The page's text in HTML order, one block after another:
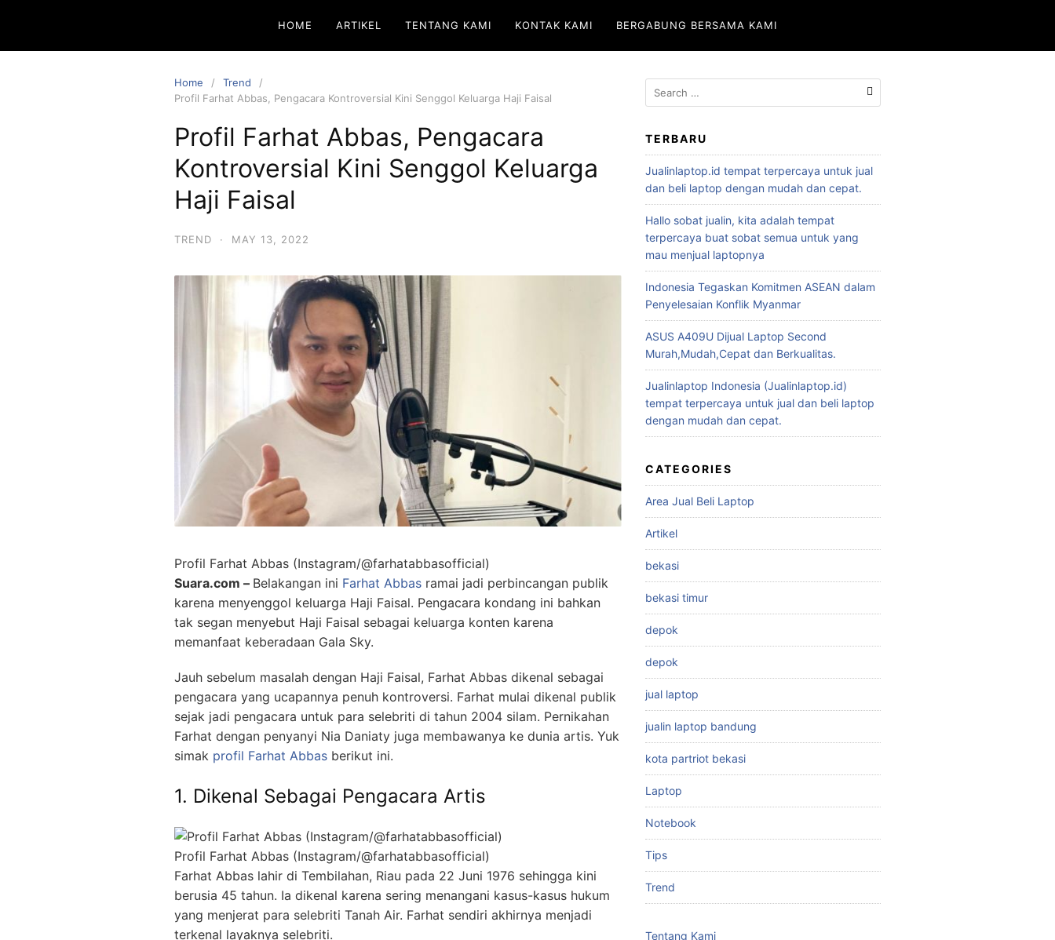
HOME ARTIKEL TENTANG KAMI KONTAK KAMI BERGABUNG BERSAMA KAMI
Home
Trend
Profil Farhat Abbas, Pengacara Kontroversial Kini Senggol Keluarga Haji Faisal
Profil Farhat Abbas, Pengacara
Kontroversial Kini Senggol Keluarga
Haji Faisal
TREND · MAY 13, 2022
Profil Farhat Abbas (Instagram/@farhatabbasofficial)
Suara.com – Belakangan ini Farhat Abbas ramai jadi perbincangan publik
karena menyenggol keluarga Haji Faisal. Pengacara kondang ini bahkan
tak segan menyebut Haji Faisal sebagai keluarga konten karena
memanfaat keberadaan Gala Sky.
Jauh sebelum masalah dengan Haji Faisal, Farhat Abbas dikenal sebagai
pengacara yang ucapannya penuh kontroversi. Farhat mulai dikenal publik
sejak jadi pengacara untuk para selebriti di tahun 2004 silam. Pernikahan
Farhat dengan penyanyi Nia Daniaty juga membawanya ke dunia artis. Yuk
simak profil Farhat Abbas berikut ini.
1. Dikenal Sebagai Pengacara Artis
Profil Farhat Abbas (Instagram/@farhatabbasofficial)
Farhat Abbas lahir di Tembilahan, Riau pada 22 Juni 1976 sehingga kini
berusia 45 tahun. Ia dikenal karena sering menangani kasus-kasus hukum
yang menjerat para selebriti Tanah Air. Farhat sendiri akhirnya menjadi
terkenal layaknya selebriti.
TERBARU
Jualinlaptop.id tempat terpercaya untuk jual
dan beli laptop dengan mudah dan cepat.
Hallo sobat jualin, kita adalah tempat
terpercaya buat sobat semua untuk yang
mau menjual laptopnya
Indonesia Tegaskan Komitmen ASEAN dalam
Penyelesaian Konflik Myanmar
ASUS A409U Dijual Laptop Second
Murah,Mudah,Cepat dan Berkualitas.
Jualinlaptop Indonesia (Jualinlaptop.id)
tempat terpercaya untuk jual dan beli laptop
dengan mudah dan cepat.
CATEGORIES
Area Jual Beli Laptop
Artikel
bekasi
bekasi timur
depok
depok
jual laptop
jualin laptop bandung
kota partriot bekasi
Laptop
Notebook
Tips
Trend
Tentang Kami